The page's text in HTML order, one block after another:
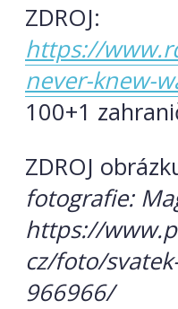
ZDROJ:
https://
never-knew-
100+1
ZDROJ
fotografie:
https://
cz/foto/
966966/